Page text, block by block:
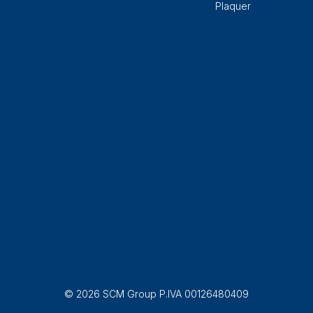
Plaquer
© 2026 SCM Group P.IVA 00126480409